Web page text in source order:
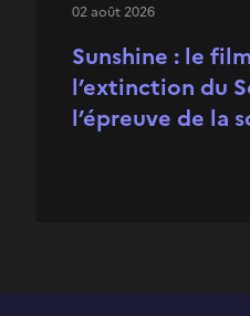
Sunshine : le
l’extinction du
l’épreuve de la
02 août 2026